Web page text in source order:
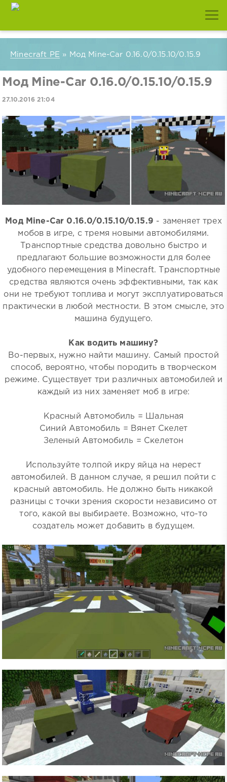
Minecraft PE » Мод Mine-Car 0.16.0/0.15.10/0.15.9
Мод Mine-Car 0.16.0/0.15.10/0.15.9
27.10.2016 21:04
Мод Mine-Car 0.16.0/0.15.10/0.15.9 - заменяет трех
мобов в игре, с тремя новыми автомобилями.
Транспортные средства довольно быстро и
предлагают большие возможности для более
удобного перемещения в Minecraft. Транспортные
средства являются очень эффективными, так как
они не требуют топлива и могут эксплуатироваться
практически в любой местности. В этом смысле, это
машина будущего.
Как водить машину?
Во-первых, нужно найти машину. Самый простой
способ, вероятно, чтобы породить в творческом
режиме. Существует три различных автомобилей и
каждый из них заменяет моб в игре:
Красный Автомобиль = Шальная
Синий Автомобиль = Вянет Скелет
Зеленый Автомобиль = Скелетон
Используйте толпой икру яйца на нерест
автомобилей. В данном случае, я решил пойти с
красный автомобиль. Не должно быть никакой
разницы с точки зрения скорости независимо от
того, какой вы выбираете. Возможно, что-то
создатель может добавить в будущем.